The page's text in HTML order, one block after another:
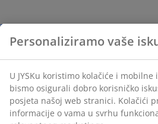
Personaliziramo vaše
U JYSKu koristimo kolačiće i
bismo osigurali dobro korisničko
posjeta našoj web stranici. Kolačići
informacije o vama u svrhu